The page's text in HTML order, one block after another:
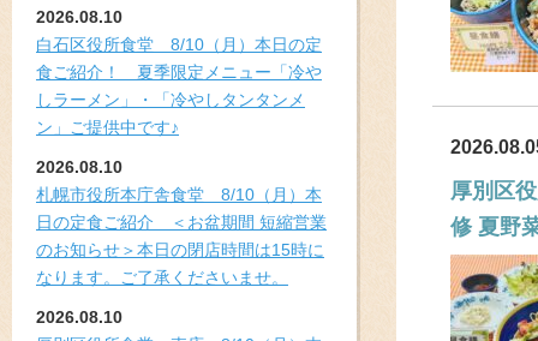
2026.08.10
白石区役所食堂 8/10（月）本日の定
食ご紹介！ 夏季限定メニュー「冷や
しラーメン」・「冷やしタンタンメ
ン」ご提供中です♪
2026.08.10
札幌市役所本庁舎食堂 8/10（月）本
日の定食ご紹介 ＜お盆期間 短縮営業
のお知らせ＞本日の閉店時間は15時に
なります。ご了承くださいませ。
2026.08.10
厚別区
修 夏野